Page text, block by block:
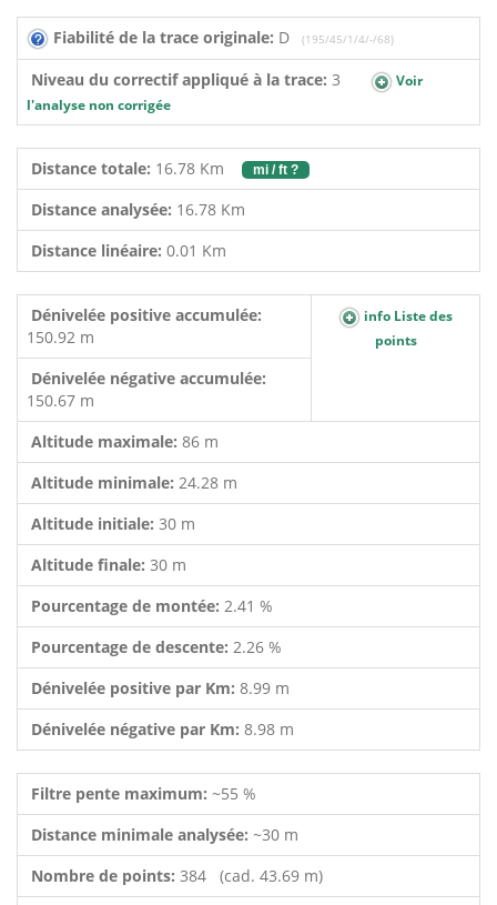
Fiabilité de la trace originale: D (195/45/1/4/-/68)
Niveau du correctif appliqué à la trace: 3
Voir
l'analyse non corrigée
Distance totale: 16.78 Km mi / ft ?
Distance analysée: 16.78 Km
Distance linéaire: 0.01 Km
Dénivelée positive accumulée:
150.92 m
info Liste des
points
Dénivelée négative accumulée:
150.67 m
Altitude maximale: 86 m
Altitude minimale: 24.28 m
Altitude initiale: 30 m
Altitude finale: 30 m
Pourcentage de montée: 2.41 %
Pourcentage de descente: 2.26 %
Dénivelée positive par Km: 8.99 m
Dénivelée négative par Km: 8.98 m
Filtre pente maximum: ~55 %
Distance minimale analysée: ~30 m
Nombre de points: 384 (cad. 43.69 m)